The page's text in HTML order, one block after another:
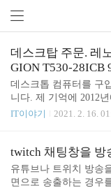
데스크탑 주문. 레
GION T530-28ICB
데스크톱 컴퓨터를 구
니다. 제 기억에 2012
조립한 이후로 제가 쓸
더군요. 그래픽 카드
걸리더군요. CPU 까
보드, 메모리, SSD 등
IT이야기 2021. 2. 16.
twitch 채팅창을 방
유튜브나 트위치 방송
면으로 송출하는 경우